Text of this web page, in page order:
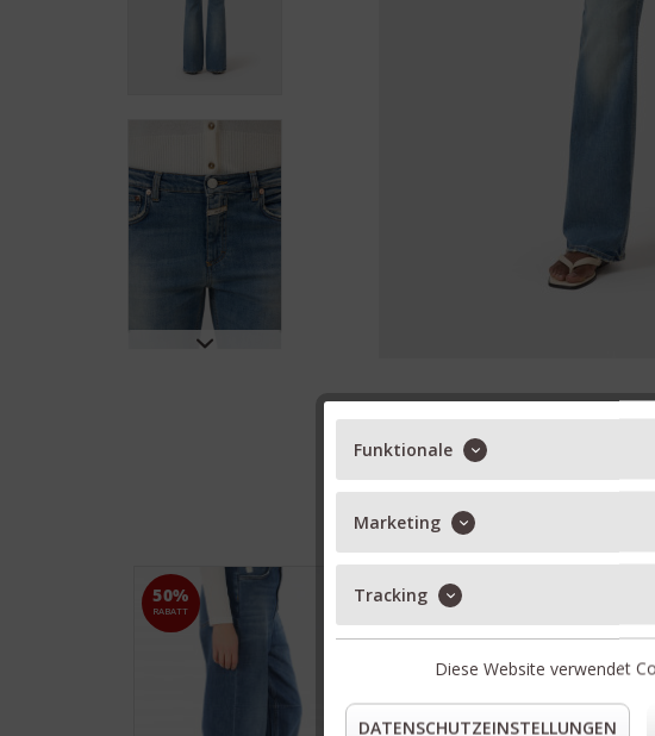
50%
RABATT
30%
RABATT
Funktionale
Marketing
Tracking
Diese Website verwendet
DATENSCHUTZEINSTELLUNGEN